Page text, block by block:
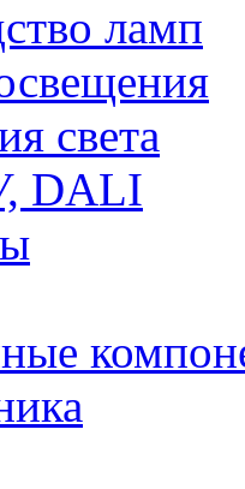
ламп
света
DALI